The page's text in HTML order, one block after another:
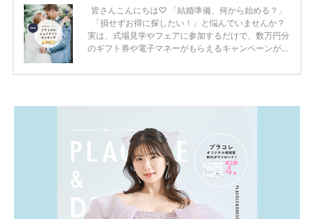
皆さんこんにちは♡ 「結婚準備、何から始める？」
「損せずお得に探したい！」と悩んでいませんか？
実は、式場見学やフェアに参加するだけで、数万円分
のギフト券や電子マネーがもらえるキャンペーンがあ
ため、比較せずに選ぶと損をしてしまうことも……。
一番お得？」「プラコレの特典は？」といった疑問も
解決します。 まずは診断で候補を絞れる「ウェディ
ング診断」か、体験型 […]続きを読む